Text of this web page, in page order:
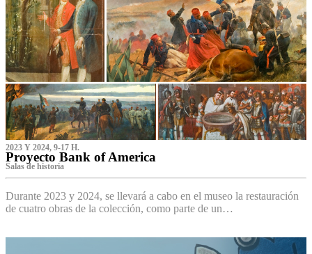
2023 Y 2024, 9-17 H.
Proyecto Bank of America
S‌alas de historia
Durante 2023 y 2024, se llevará a cabo en el museo la restauración
de cuatro obras de la colección, como parte de un…